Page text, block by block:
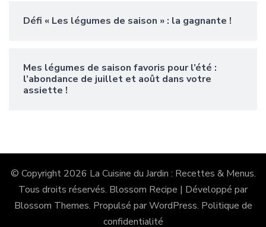
Défi « Les légumes de saison » : la gagnante !
Mes légumes de saison favoris pour l’été :
l’abondance de juillet et août dans votre
assiette !
© Copyright 2026 La Cuisine du Jardin : Recettes & Menus.
Tous droits réservés. Blossom Recipe | Développé par
Blossom Themes. Propulsé parWordPress. Politique de
confidentialité